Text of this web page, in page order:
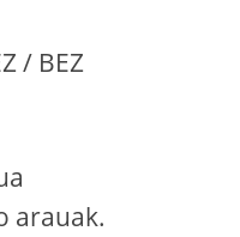
/ BEZ
arauak.